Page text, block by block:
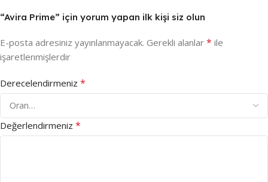
“Avira Prime” için yorum yapan ilk kişi siz olun
E-posta adresiniz yayınlanmayacak. Gerekli alanlar * ile
işaretlenmişlerdir
Derecelendirmeniz *
Değerlendirmeniz *